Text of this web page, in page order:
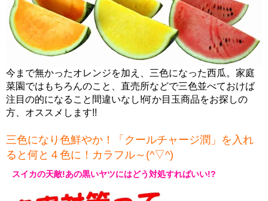
今まで無かったオレンジを加え、三色になった西瓜。家庭
菜園ではもちろんのこと、直売所などで三色並べておけば
注目の的になること間違いなし!何か目玉商品をお探しの
方、オススメします!!
三色になり色鮮やか！「クールチャージ潤」を入れ
ると何と４色に！カラフル～(^▽^)
スイカの天敵!あの黒いヤツにはどう対処すればいい!?